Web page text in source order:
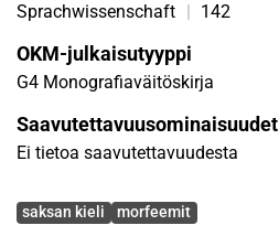
Sprachwissenschaft | 142
OKM-julkaisutyyppi
G4 Monografiaväitöskirja
Saavutettavuusominaisuudet
Ei tietoa saavutettavuudesta
Avainsanat
saksan kieli morfeemit